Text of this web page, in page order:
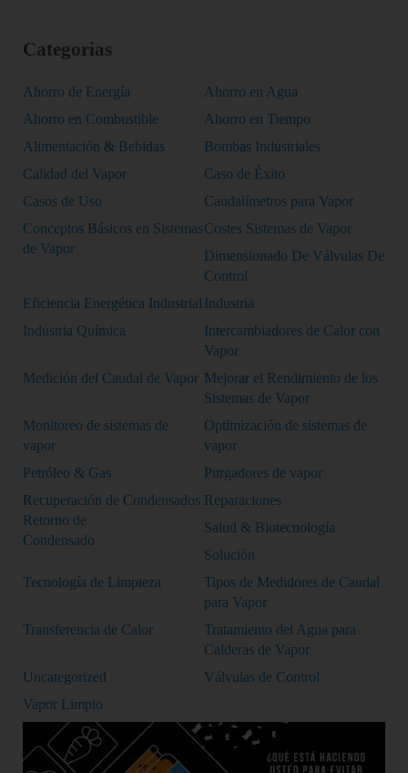
Categorias
Ahorro de Energía
Ahorro en Agua
Ahorro en Combustible
Ahorro en Tiempo
Alimentación & Bebidas
Bombas Industriales
Calidad del Vapor
Caso de Éxito
Casos de Uso
Caudalímetros para Vapor
Conceptos Básicos en Sistemas
de Vapor
Costes Sistemas de Vapor
Dimensionado De Válvulas De
Control
Eficiencia Energética Industrial Industria
Industria Química
Intercambiadores de Calor con
Vapor
Medición del Caudal de Vapor Mejorar el Rendimiento de los
Sistemas de Vapor
Monitoreo de sistemas de
vapor
Optimización de sistemas de
vapor
Petróleo & Gas
Purgadores de vapor
Recuperación de Condensados
Retorno de
Condensado
Reparaciones
Salud & Biotecnología
Solución
Tecnología de Limpieza
Tipos de Medidores de Caudal
para Vapor
Transferencia de Calor
Tratamiento del Agua para
Calderas de Vapor
Uncategorized
Válvulas de Control
Vapor Limpio